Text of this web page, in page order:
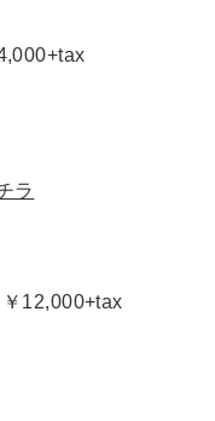
ラ
12,000+tax